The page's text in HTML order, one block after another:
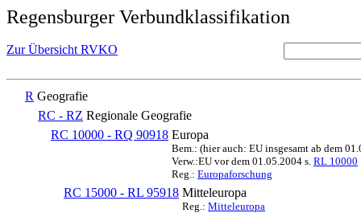
Regensburger Verbundklassifikation
Zur Übersicht RVKO
R Geografie
RC - RZ Regionale Geografie
RC 10000 - RQ 90918 Europa
Bem.: (hier auch: EU insgesamt ab dem
Verw.:EU vor dem 01.05.2004 s. RL 10000
Reg.: Europaforschung
RC 15000 - RL 95918 Mitteleuropa
Reg.: Mitteleuropa